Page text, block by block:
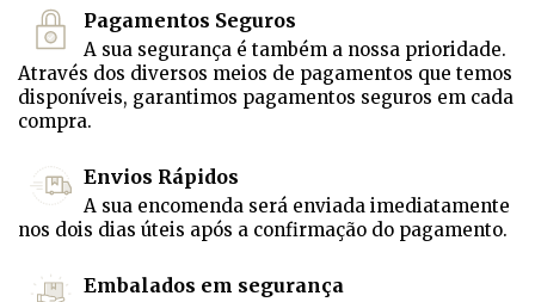
Pagamentos Seguros
A sua segurança é também a nossa prioridade.
Através dos diversos meios de pagamentos que temos
disponíveis, garantimos pagamentos seguros em cada
compra.
Envios Rápidos
A sua encomenda será enviada imediatamente
nos dois dias úteis após a confirmação do pagamento.
Embalados em segurança